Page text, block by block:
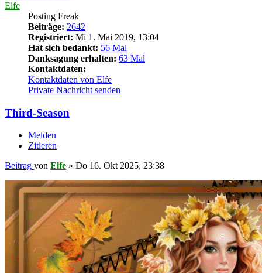
Elfe
Posting Freak
Beiträge: 2642
Registriert: Mi 1. Mai 2019, 13:04
Hat sich bedankt: 56 Mal
Danksagung erhalten: 63 Mal
Kontaktdaten:
Kontaktdaten von Elfe
Private Nachricht senden
Third-Season
Melden
Zitieren
Beitrag von Elfe » Do 16. Okt 2025, 23:38